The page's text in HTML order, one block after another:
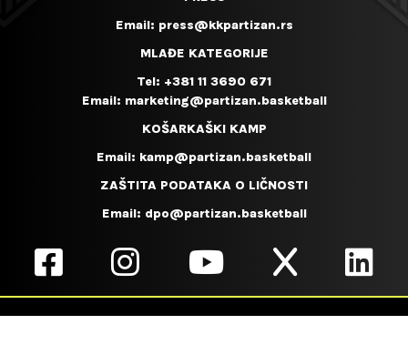
Email: press@kkpartizan.rs
MLAĐE KATEGORIJE
Tel: +381 11 3690 671
Email: marketing@partizan.basketball
KOŠARKAŠKI KAMP
Email: kamp@partizan.basketball
ZAŠTITA PODATAKA O LIČNOSTI
Email: dpo@partizan.basketball